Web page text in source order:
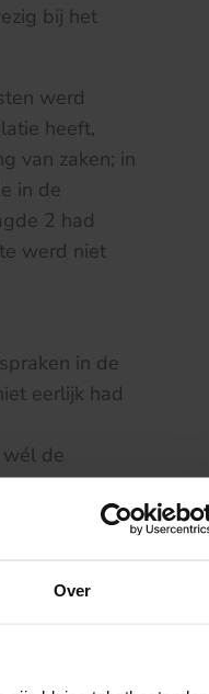
Over
bij het
werd
heeft,
van zaken; in
in de
2 had
werd niet
in de
eerlijk had
wél de
had aldus